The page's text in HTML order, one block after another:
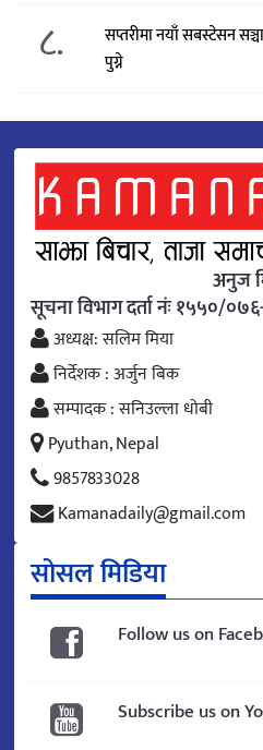
८.
सप्तरीमा नयाँ सबस्टेसन
पुग्ने
अनुज
सूचना विभाग दर्ता नंः १५५०/
अध्यक्ष: सलिम मिया
निर्देशक : अर्जुन बिक
सम्पादक : सनिउल्ला धोबी
Pyuthan, Nepal
9857833028
Kamanadaily@gmail.com
सोसल मिडिया
Follow us on
Subscribe us on